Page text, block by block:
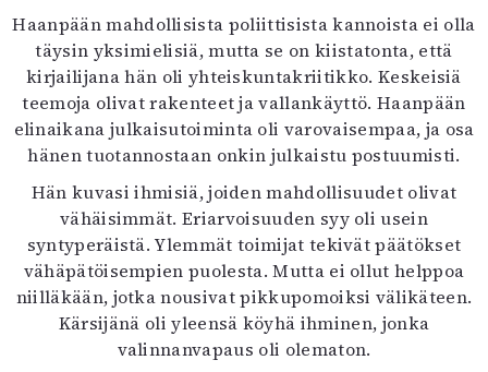
Haanpään mahdollisista poliittisista kannoista ei olla
täysin yksimielisiä, mutta se on kiistatonta, että
kirjailijana hän oli yhteiskuntakriitikko. Keskeisiä
teemoja olivat rakenteet ja vallankäyttö. Haanpään
elinaikana julkaisutoiminta oli varovaisempaa, ja osa
hänen tuotannostaan onkin julkaistu postuumisti.
Hän kuvasi ihmisiä, joiden mahdollisuudet olivat
vähäisimmät. Eriarvoisuuden syy oli usein
syntyperäistä. Ylemmät toimijat tekivät päätökset
vähäpätöisempien puolesta. Mutta ei ollut helppoa
niilläkään, jotka nousivat pikkupomoiksi välikäteen.
Kärsijänä oli yleensä köyhä ihminen, jonka
valinnanvapaus oli olematon.